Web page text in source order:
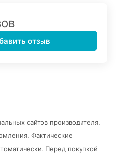
отзыв
сайтов производителя.
Фактические
Перед покупкой